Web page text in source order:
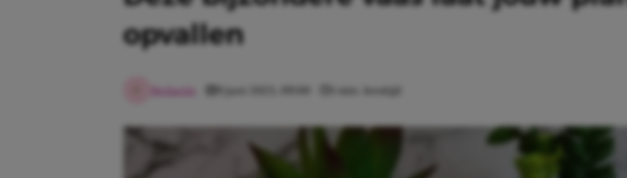
opvallen
Redactie